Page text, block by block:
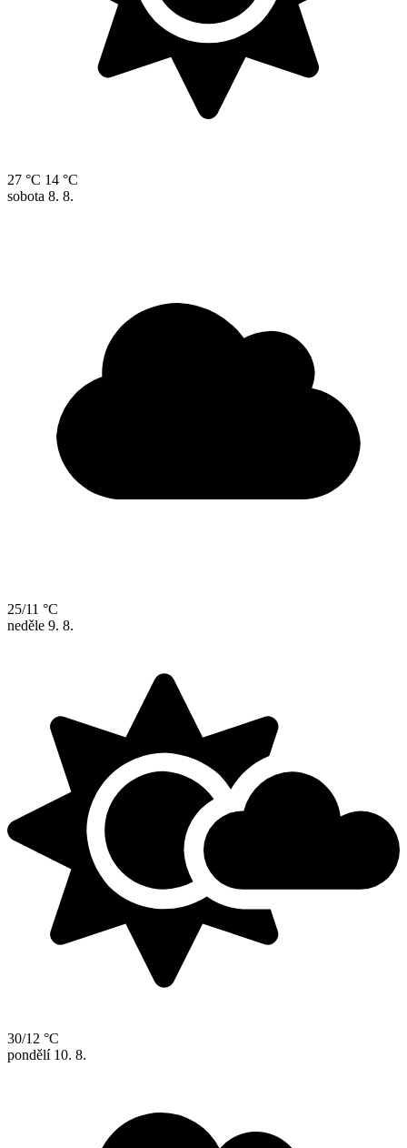
27 °C 14 °C
sobota 8. 8.
25/11 °C
neděle 9. 8.
30/12 °C
pondělí 10. 8.